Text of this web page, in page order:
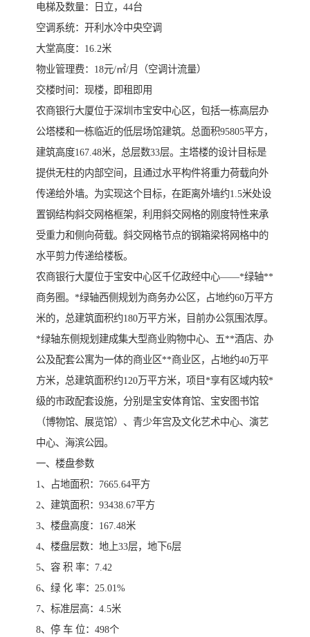
电梯及数量：日立，44台
空调系统：开利水冷中央空调
大堂高度：16.2米
物业管理费：18元/㎡/月（空调计流量）
交楼时间：现楼，即租即用
农商银行大厦位于深圳市宝安中心区，包括一栋高层办
公塔楼和一栋临近的低层场馆建筑。总面积95805平方，
建筑高度167.48米，总层数33层。主塔楼的设计目标是
提供无柱的内部空间，且通过水平构件将重力荷载向外
传递给外墙。为实现这个目标，在距离外墙约1.5米处设
置钢结构斜交网格框架，利用斜交网格的刚度特性来承
受重力和侧向荷载。斜交网格节点的钢箱梁将网格中的
水平剪力传递给楼板。
农商银行大厦位于宝安中心区千亿政经中心——*绿轴**
商务圈。*绿轴西侧规划为商务办公区，占地约60万平方
米的，总建筑面积约180万平方米，目前办公氛围浓厚。
*绿轴东侧规划建成集大型商业购物中心、五**酒店、办
公及配套公寓为一体的商业区**商业区，占地约40万平
方米，总建筑面积约120万平方米，项目*享有区域内较*
级的市政配套设施，分别是宝安体育馆、宝安图书馆
（博物馆、展览馆）、青少年宫及文化艺术中心、演艺
中心、海滨公园。
一、楼盘参数
1、占地面积：7665.64平方
2、建筑面积：93438.67平方
3、楼盘高度：167.48米
4、楼盘层数：地上33层，地下6层
5、容 积 率：7.42
6、绿 化 率：25.01%
7、标准层高：4.5米
8、停 车 位：498个